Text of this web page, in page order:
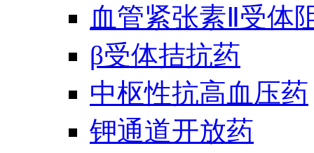
血管紧张素Ⅱ受体
β受体拮抗药
中枢性抗高血压药
钾通道开放药